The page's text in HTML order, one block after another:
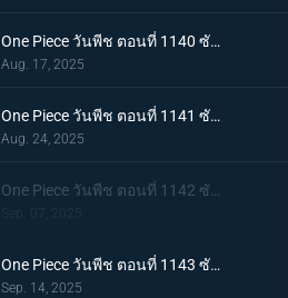
One Piece วันพีช ตอนที่ 1140 ซับไทย ฮีโร่ที่หลงใหล นักรบแห่งการปลดปล่อยผู้ช่วยเหลือบอนนี่
Aug. 17, 2025
One Piece วันพีช ตอนที่ 1141 ซับไทย กองหนุนที่พึ่งพาได้ ดอรี่กับโบรกี้มาถึงแล้ว
Aug. 24, 2025
One Piece วันพีช ตอนที่ 1142 ซับไทย ได้ยินแล้วตอบด้วย โลกเอ๋ย ข้อความของเวก้าพังค์
Sep. 07, 2025
One Piece วันพีช ตอนที่ 1143 ซับไทย แผนลับของเวก้าพังค์ การถ่ายทอดสดทั่วโลกอันบีบคั้น
Sep. 14, 2025